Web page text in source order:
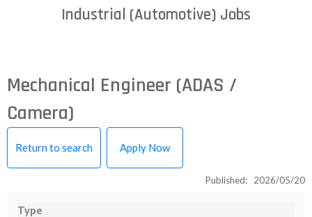
REGISTER
Industrial (Automotive) Jobs
Mechanical Engineer (ADAS /
Camera)
Return to search Apply Now
Published: 2026/05/20
Type